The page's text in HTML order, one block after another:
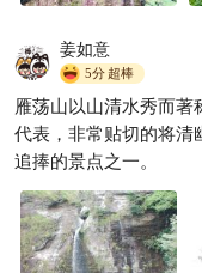
姜如意
5分超棒
雁荡山以山清水秀而著
代表，非常贴切的将清
追捧的景点之一。